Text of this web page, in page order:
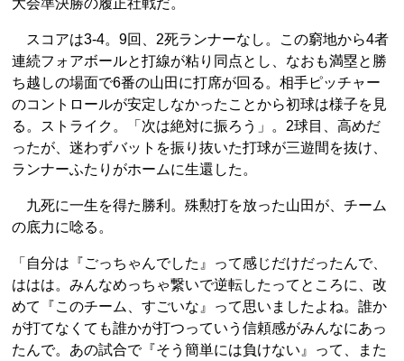
大会準決勝の履正社戦だ。
スコアは3-4。9回、2死ランナーなし。この窮地から4者
連続フォアボールと打線が粘り同点とし、なおも満塁と勝
ち越しの場面で6番の山田に打席が回る。相手ピッチャー
のコントロールが安定しなかったことから初球は様子を見
る。ストライク。「次は絶対に振ろう」。2球目、高めだ
ったが、迷わずバットを振り抜いた打球が三遊間を抜け、
ランナーふたりがホームに生還した。
九死に一生を得た勝利。殊勲打を放った山田が、チーム
の底力に唸る。
「自分は『ごっちゃんでした』って感じだけだったんで、
ははは。みんなめっちゃ繋いで逆転したってところに、改
めて『このチーム、すごいな』って思いましたよね。誰か
が打てなくても誰かが打つっていう信頼感がみんなにあっ
たんで。あの試合で『そう簡単には負けない』って、また